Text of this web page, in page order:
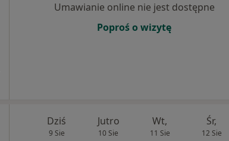
Umawianie online nie jest dostępne
Poproś o wizytę
Dziś
9 Sie
Jutro
10 Sie
Wt,
11 Sie
Śr,
12 Sie